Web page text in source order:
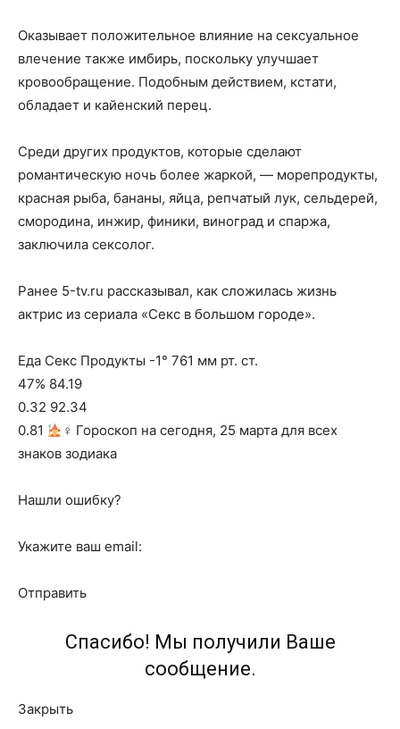
Оказывает положительное влияние на сексуальное
влечение также имбирь, поскольку улучшает
кровообращение. Подобным действием, кстати,
обладает и кайенский перец.
Среди других продуктов, которые сделают
романтическую ночь более жаркой, — морепродукты,
красная рыба, бананы, яйца, репчатый лук, сельдерей,
смородина, инжир, финики, виноград и спаржа,
заключила сексолог.
Ранее 5-tv.ru рассказывал, как сложилась жизнь
актрис из сериала «Секс в большом городе».
Еда Секс Продукты -1° 761 мм рт. ст.
47% 84.19
0.32 92.34
0.81
‍♀ Гороскоп на сегодня, 25 марта для всех
знаков зодиака
Нашли ошибку?
Укажите ваш email:
Отправить
Спасибо! Мы получили Ваше
сообщение.
Закрыть